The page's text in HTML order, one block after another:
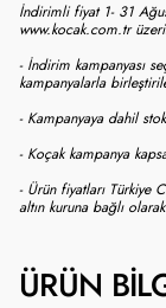
İndirimli fiyat 1- 31
www.kocak.com.tr
- İndirim kampanyası
kampanyalarla
- Kampanyaya dahil
- Koçak kampanya
- Ürün fiyatları Türkiye
altın kuruna bağlı
ÜRÜN